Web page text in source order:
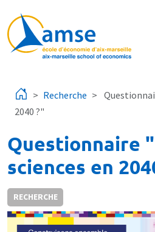
Recherche
2040 ?"
Questionnaire
sciences en
RECHERCHE